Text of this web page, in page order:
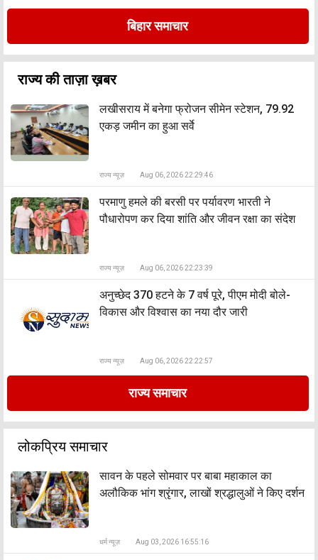
बिहार समाचार
राज्य की ताज़ा ख़बर
लखीसराय में बनेगा फ्रोजन सीमेन स्टेशन, 79.92
एकड़ जमीन का हुआ सर्वे
राज्य न्यूज़ Aug 06, 2026 22:29:46
​परमाणु हमले की बरसी पर पर्यावरण भारती ने
पौधारोपण कर दिया शांति और जीवन रक्षा का संदेश
राज्य न्यूज़ Aug 06, 2026 22:23:39
अनुच्छेद 370 हटने के 7 वर्ष पूरे, पीएम मोदी बोले-
विकास और विश्वास का नया दौर जारी
राज्य न्यूज़ Aug 06, 2026 22:22:57
राज्य समाचार
लोकप्रिय समाचार
सावन के पहले सोमवार पर बाबा महाकाल का
अलौकिक भांग श्रृंगार, लाखों श्रद्धालुओं ने किए दर्शन
धर्म न्यूज़ Aug 03, 2026 16:55:16